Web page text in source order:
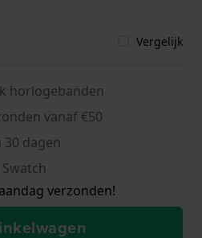
Vergelijk
horlogebanden
vanaf €50
dagen
verzonden!